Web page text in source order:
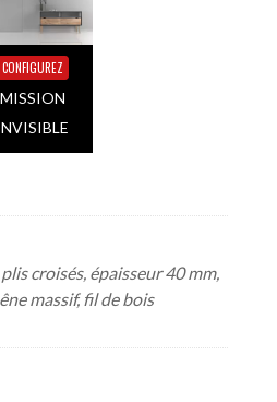
CONFIGUREZ
MISSION
croisés, épaisseur 40 mm,
massif, fil de bois